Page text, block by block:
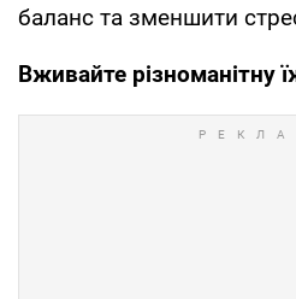
баланс та зменшити
Вживайте різноманітну